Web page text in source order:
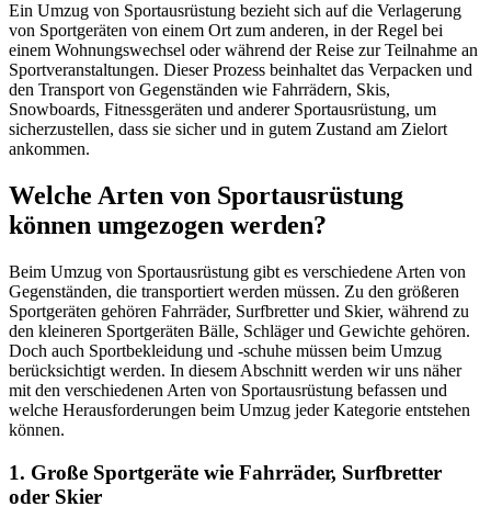
Ein Umzug von Sportausrüstung bezieht sich auf die Verlagerung
von Sportgeräten von einem Ort zum anderen, in der Regel bei
einem Wohnungswechsel oder während der Reise zur Teilnahme an
Sportveranstaltungen. Dieser Prozess beinhaltet das Verpacken und
den Transport von Gegenständen wie Fahrrädern, Skis,
Snowboards, Fitnessgeräten und anderer Sportausrüstung, um
sicherzustellen, dass sie sicher und in gutem Zustand am Zielort
ankommen.
Welche Arten von Sportausrüstung
können umgezogen werden?
Beim Umzug von Sportausrüstung gibt es verschiedene Arten von
Gegenständen, die transportiert werden müssen. Zu den größeren
Sportgeräten gehören Fahrräder, Surfbretter und Skier, während zu
den kleineren Sportgeräten Bälle, Schläger und Gewichte gehören.
Doch auch Sportbekleidung und -schuhe müssen beim Umzug
berücksichtigt werden. In diesem Abschnitt werden wir uns näher
mit den verschiedenen Arten von Sportausrüstung befassen und
welche Herausforderungen beim Umzug jeder Kategorie entstehen
können.
1. Große Sportgeräte wie Fahrräder, Surfbretter
oder Skier